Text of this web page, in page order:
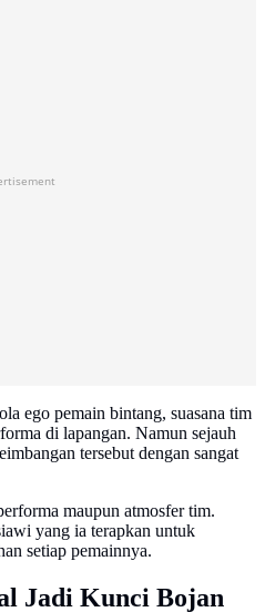
ego pemain bintang, suasana tim
di lapangan. Namun sejauh
tersebut dengan sangat
maupun atmosfer tim.
yang ia terapkan untuk
setiap pemainnya.
Jadi Kunci Bojan